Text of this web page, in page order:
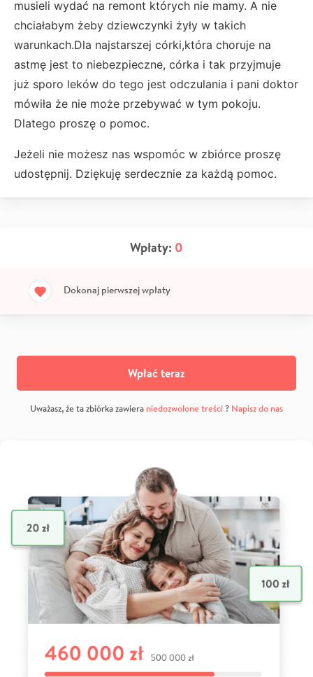
musieli wydać na remont których nie mamy. A nie
chciałabym żeby dziewczynki żyły w takich
warunkach.Dla najstarszej córki,która choruje na
astmę jest to niebezpieczne, córka i tak przyjmuje
już sporo leków do tego jest odczulania i pani doktor
mówiła że nie może przebywać w tym pokoju.
Dlatego proszę o pomoc.
Jeżeli nie możesz nas wspomóc w zbiórce proszę
udostępnij. Dziękuję serdecznie za każdą pomoc.
Wpłaty: 0
Dokonaj pierwszej wpłaty
Wpłać teraz
Uważasz, że ta zbiórka zawiera niedozwolone treści? Napisz do nas